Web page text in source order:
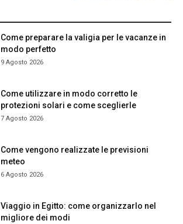
Come preparare la valigia per le vacanze in
modo perfetto
9 Agosto 2026
Come utilizzare in modo corretto le
protezioni solari e come sceglierle
7 Agosto 2026
Come vengono realizzate le previsioni
meteo
6 Agosto 2026
Viaggio in Egitto: come organizzarlo nel
migliore dei modi